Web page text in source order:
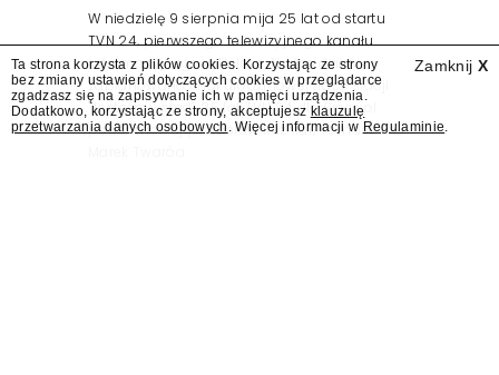
W niedzielę 9 sierpnia mija 25 lat od startu
TVN 24, pierwszego telewizyjnego kanału
informacyjnego w Polsce. Na ten dzień
zaplanowano finał urodzinowej trasy stacji
"Jesteśmy stąd". 25 lat TVN 24 dla Press.pl
podsumowują Jarosław Kuźniar, Tomasz Lis i
Zamknij X
Ta strona korzysta z plików cookies. Korzystając ze strony
bez zmiany ustawień dotyczących cookies w przeglądarce
zgadzasz się na zapisywanie ich w pamięci urządzenia.
Dodatkowo, korzystając ze strony, akceptujesz klauzulę
przetwarzania danych osobowych . Więcej informacji w Regulaminie.